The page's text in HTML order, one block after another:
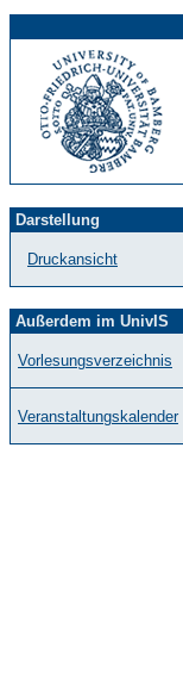
Darstellung
Druckansicht
Außerdem im UnivIS
Vorlesungsverzeichnis
Veranstaltungskalender